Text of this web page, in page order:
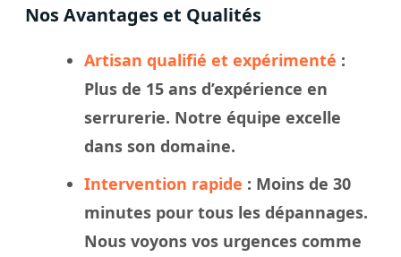
Nos Avantages et Qualités
Artisan qualifié et expérimenté :
Plus de 15 ans d’expérience en
serrurerie. Notre équipe excelle
dans son domaine.
Intervention rapide : Moins de 30
minutes pour tous les dépannages.
Nous voyons vos urgences comme